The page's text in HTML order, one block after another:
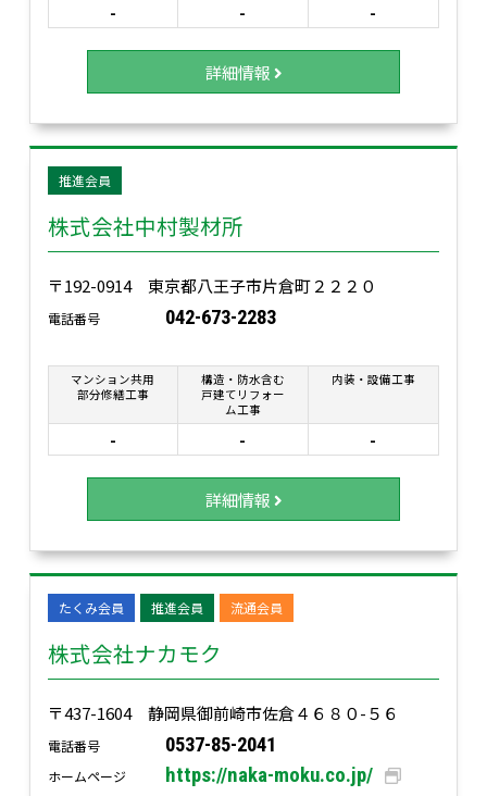
- - -
詳細情報
株式会社中村製材所
推進会員
〒192-0914 東京都八王子市片倉町２２２０
電話番号 042-673-2283
マンション共用
部分修繕工事
構造・防水含む
戸建てリフォー
ム工事
内装・設備工事
- - -
詳細情報
株式会社ナカモク
たくみ会員 推進会員 流通会員
〒437-1604 静岡県御前崎市佐倉４６８０-５６
電話番号 0537-85-2041
ホームページ https://naka-moku.co.jp/